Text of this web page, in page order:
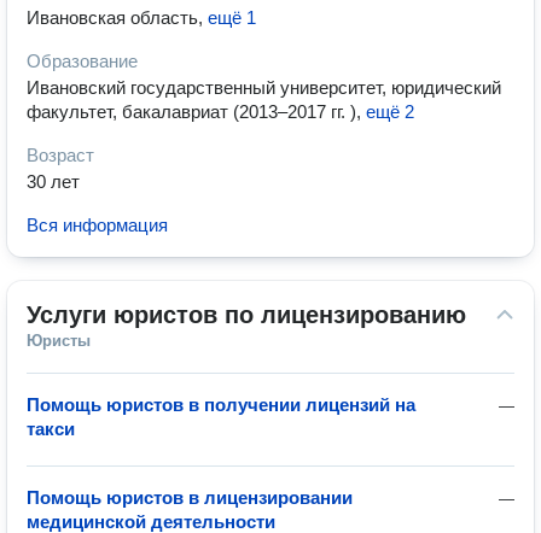
Ивановская область, ещё 1
Образование
Ивановский государственный университет, юридический
факультет, бакалавриат (2013–2017 гг. ), ещё 2
Возраст
30 лет
Вся информация
Услуги юристов по лицензированию
Юристы
—
Помощь юристов в получении лицензий на
такси
—
Помощь юристов в лицензировании
медицинской деятельности